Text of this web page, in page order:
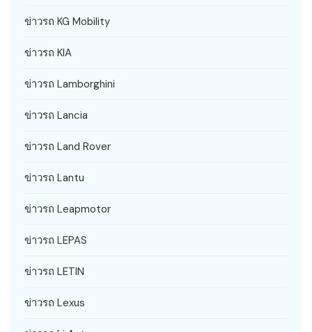
ข่าวรถ KG Mobility
ข่าวรถ KIA
ข่าวรถ Lamborghini
ข่าวรถ Lancia
ข่าวรถ Land Rover
ข่าวรถ Lantu
ข่าวรถ Leapmotor
ข่าวรถ LEPAS
ข่าวรถ LETIN
ข่าวรถ Lexus